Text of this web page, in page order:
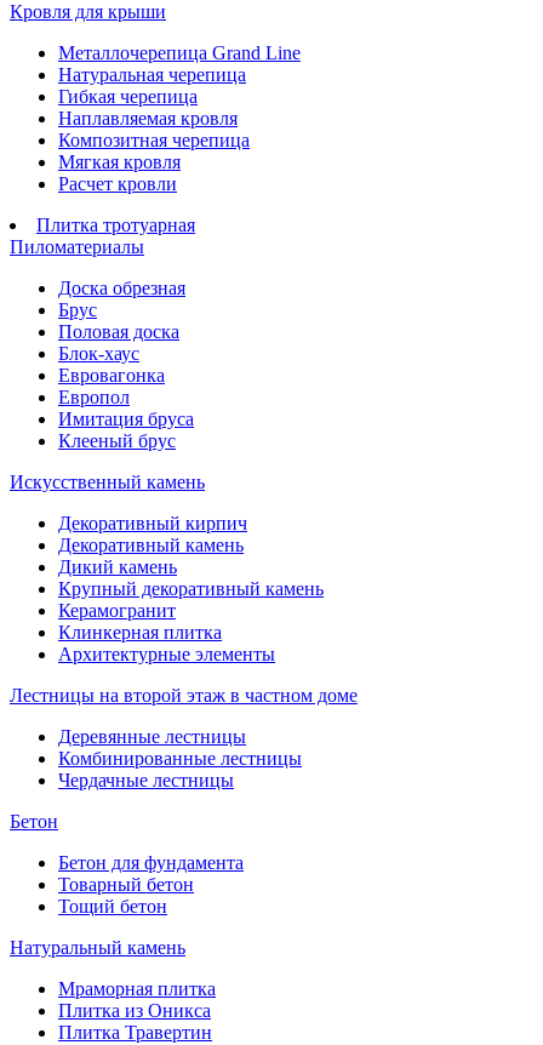
Кровля для крыши
Металлочерепица Grand Line
Натуральная черепица
Гибкая черепица
Наплавляемая кровля
Композитная черепица
Мягкая кровля
Расчет кровли
Плитка тротуарная
Пиломатериалы
Доска обрезная
Брус
Половая доска
Блок-хаус
Евровагонка
Европол
Имитация бруса
Клееный брус
Искусственный камень
Декоративный кирпич
Декоративный камень
Дикий камень
Крупный декоративный камень
Керамогранит
Клинкерная плитка
Архитектурные элементы
Лестницы на второй этаж в частном доме
Деревянные лестницы
Комбинированные лестницы
Чердачные лестницы
Бетон
Бетон для фундамента
Товарный бетон
Тощий бетон
Натуральный камень
Мраморная плитка
Плитка из Оникса
Плитка Травертин